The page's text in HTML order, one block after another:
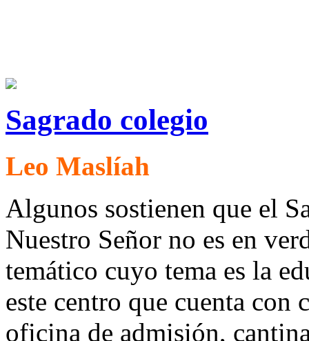
Sagrado colegio
Leo Maslíah
Algunos sostienen que el
Nuestro Señor no es en
temático cuyo tema es la
este centro que cuenta con
oficina de admisión,